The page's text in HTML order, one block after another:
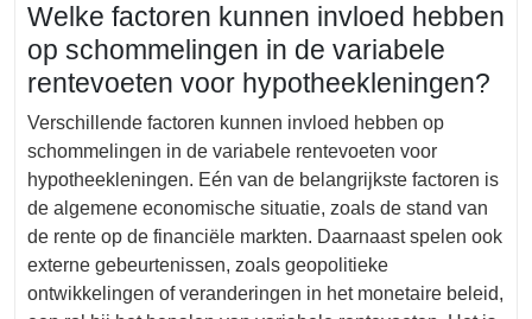
Welke factoren kunnen invloed hebben
op schommelingen in de variabele
rentevoeten voor hypotheekleningen?
Verschillende factoren kunnen invloed hebben op
schommelingen in de variabele rentevoeten voor
hypotheekleningen. Eén van de belangrijkste factoren is
de algemene economische situatie, zoals de stand van
de rente op de financiële markten. Daarnaast spelen ook
externe gebeurtenissen, zoals geopolitieke
ontwikkelingen of veranderingen in het monetaire beleid,